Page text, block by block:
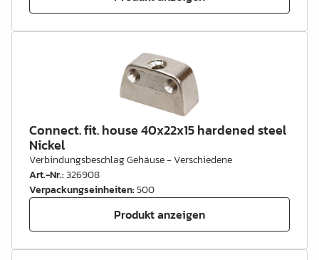
Connect. fit. house 40x22x15 hardened steel
Nickel
Verbindungsbeschlag Gehäuse - Verschiedene
Art.-Nr.:326908
Verpackungseinheiten:500
Produkt anzeigen